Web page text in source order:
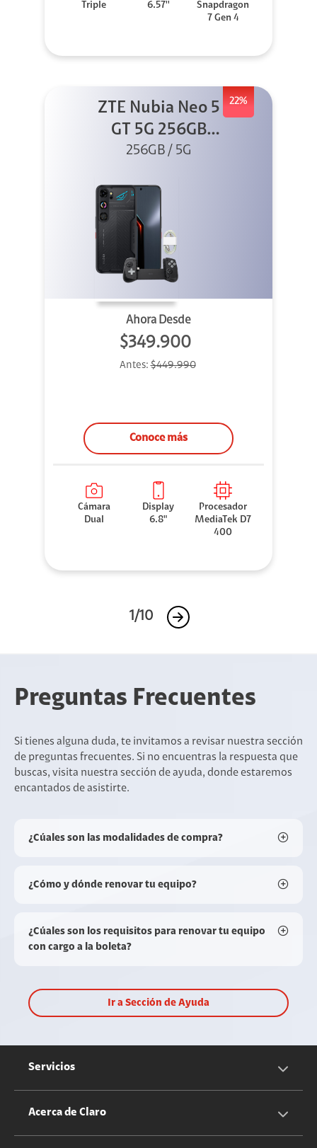
Triple
6.57''
Snapdragon
7 Gen 4
22%
ZTE Nubia Neo 5
GT 5G 256GB
Negro + GPAD +
256GB / 5G
Ahora Desde
$349.900
Antes:$449.990
Conoce más
Cámara
Dual
Display
6.8"
Procesador
MediaTek D7
400
1/10
Preguntas Frecuentes
Si tienes alguna duda, te invitamos a revisar nuestra sección
de preguntas frecuentes. Si no encuentras la respuesta que
buscas, visita nuestra sección de ayuda, donde estaremos
encantados de asistirte.
¿Cúales son las modalidades de compra?
¿Cómo y dónde renovar tu equipo?
¿Cúales son los requisitos para renovar tu equipo
con cargo a la boleta?
Ir a Sección de Ayuda
Servicios
Servicios Móviles
Acerca de Claro